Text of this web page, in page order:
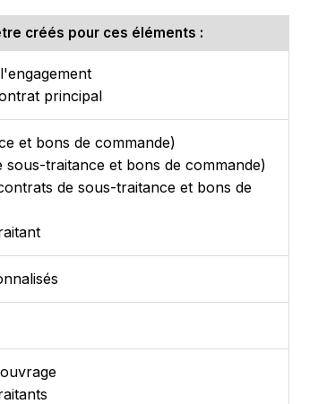
créés pour ces éléments :
principal
et bons de commande)
traitance et bons de commande)
de sous-traitance et bons de